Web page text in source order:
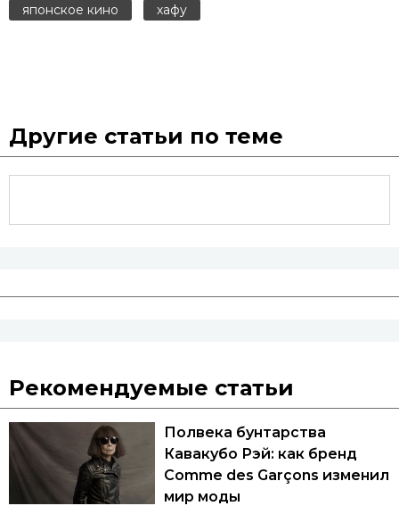
японское кино
хафу
Другие статьи по теме
Рекомендуемые статьи
Полвека бунтарства
Кавакубо Рэй: как бренд
Comme des Garçons изменил
мир моды